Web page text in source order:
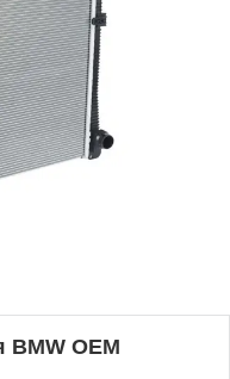
BMW ОЕМ